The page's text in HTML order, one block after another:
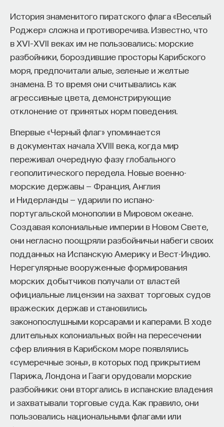
История знаменитого пиратского флага «Веселый
Роджер» сложна и противоречива. Известно, что
в XVI–XVII веках им не пользовались: морские
разбойники, бороздившие просторы Карибского
моря, предпочитали алые, зеленые и желтые
знамена. В то время они считывались как
агрессивные цвета, демонстрирующие
отклонение от принятых норм поведения.
Впервые «Черный флаг» упоминается
в документах начала XVIII века, когда мир
переживал очередную фазу глобального
геополитического передела. Новые военно-
морские державы — Франция, Англия
и Нидерланды — ударили по испано-
португальской монополии в Мировом океане.
Создавая колониальные империи в Новом Свете,
они негласно поощряли разбойничьи набеги своих
подданных на Испанскую Америку и Вест-Индию.
Нерегулярные вооруженные формирования
морских добытчиков получали от властей
официальные лицензии на захват торговых судов
вражеских держав и становились
законопослушными корсарами и каперами. В ходе
длительных колониальных войн на пересечении
сфер влияния в Карибском море появлялись
«сумеречные зоны», в которых под прикрытием
Парижа, Лондона и Гааги орудовали морские
разбойники: они вторгались в испанские владения
и захватывали торговые суда. Как правило, они
пользовались национальными флагами или
Naukka, помогающую учёным
и предпринимателям превращать их идеи
в технологии и успешные стартапы. Теперь
команда ПостНауки запускает новый сервис —
Naukka Talents, рекрутинговое агентство,
созданное для поддержки специалистов,
желающих работать в глобальных инновационных
индустриях.
В ходе работы с научным сообществом Ивар
и его команда обнаружили, что инновационные
индустрии испытывают кадровый голод,
особенно молодые deep tech и биотех компании.
Исследование аудитории ПостНауки
подтвердило масштаб: более60%слушателей
проекта имеют STEM-образование, при этом
заинтересованы в работе в инновационных
компаниях, но не знают, с чего начать.
Специалисты сталкиваются с тремя ключевыми
барьерами:
Недостаток информации о глобальных
индустриях и карьерных возможностях
мешает поиску подходящих ваканси; ​
Непрозрачные механизмы в инновационных
компаниях усложняют процесс
трудоустройства​;
Стереотипы не позволяют эффективно
конкурировать на международном рынке​.
Что такое Naukka Talents